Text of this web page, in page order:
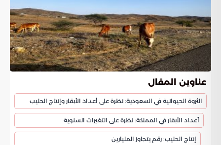
عناوين المقال
الثروة الحيوانية في السعودية: نظرة على أعداد الأبقار وإنتاج الحليب
أعداد الأبقار في المملكة: نظرة على التغيرات السنوية
إنتاج الحليب: رقم يتجاوز المليارين